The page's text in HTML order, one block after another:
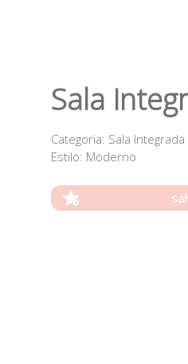
Sala
Categoria: Sala Integrada
Estilo: Moderno